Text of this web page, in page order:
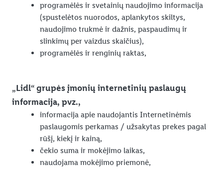
programėlės ir svetainių naudojimo informacija
(spustelėtos nuorodos, aplankytos skiltys,
naudojimo trukmė ir dažnis, paspaudimų ir
slinkimų per vaizdus skaičius),
programėlės ir renginių raktas,
„Lidl“ grupės įmonių internetinių paslaugų
informacija, pvz.,
informacija apie naudojantis Internetinėmis
paslaugomis perkamas / užsakytas prekes pagal
rūšį, kiekį ir kainą,
čekio suma ir mokėjimo laikas,
naudojama mokėjimo priemonė,